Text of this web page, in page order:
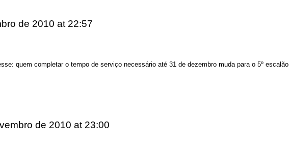
de 2010 at 22:57
quem completar o tempo de serviço necessário até 31 de dezembro muda para o 5º escalão
de 2010 at 23:00